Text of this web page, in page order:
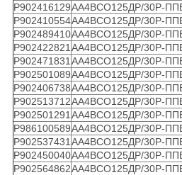
Р902416129АА4ВСО125ДР/30Р-
Р902410554АА4ВСО125ДР/30Р-
Р902489410АА4ВСО125ДР/30Р-
Р902422821 АА4ВСО125ДР/30Р-
Р902471831 АА4ВСО125ДР/30Р-
Р902501089АА4ВСО125ДР/30Р-
Р902406738АА4ВСО125ДР/30Р-
Р902513712АА4ВСО125ДР/30Р-
Р902501291 АА4ВСО125ДР/30Р-
Р986100589АА4ВСО125ДР/30Р-
Р902537431 АА4ВСО125ДР/30Р-
Р902450040АА4ВСО125ДР/30Р-
Р902564862АА4ВСО125ДР/30Р-